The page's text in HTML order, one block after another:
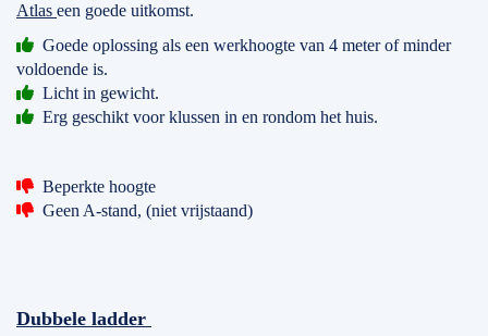
Atlas een goede uitkomst.
Goede oplossing als een werkhoogte van 4 meter of minder
voldoende is.
Licht in gewicht.
Erg geschikt voor klussen in en rondom het huis.
Beperkte hoogte
Geen A-stand, (niet vrijstaand)
Dubbele ladder